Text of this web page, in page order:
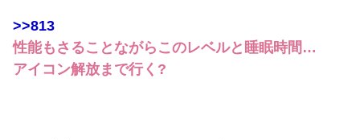
>>813
性能もさることながらこのレベルと睡眠時間…
アイコン解放まで行く?